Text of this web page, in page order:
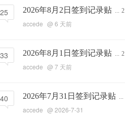
2026年8月2日签到记录贴 ... 2
accede @6 天前
2026年8月1日签到记录贴 ... 2
accede @7 天前
2026年7月31日签到记录贴 ...
accede @ 2026-7-31